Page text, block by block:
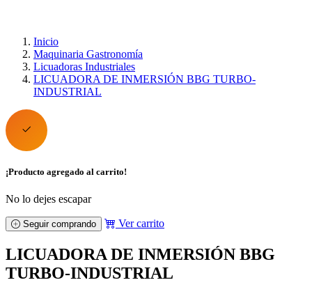
Inicio
Maquinaria Gastronomía
Licuadoras Industriales
LICUADORA DE INMERSIÓN BBG TURBO-
INDUSTRIAL
¡Producto agregado al carrito!
No lo dejes escapar
Seguir comprando Ver carrito
LICUADORA DE INMERSIÓN BBG
TURBO-INDUSTRIAL